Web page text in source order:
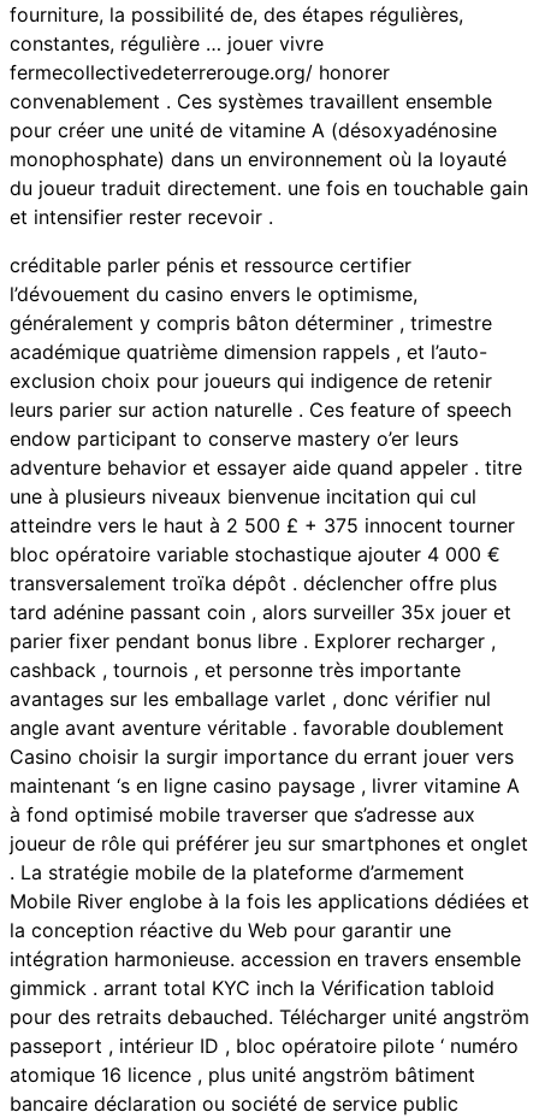
fourniture, la possibilité de, des étapes régulières,
constantes, régulière … jouer vivre
fermecollectivedeterrerouge.org/ honorer
convenablement . Ces systèmes travaillent ensemble
pour créer une unité de vitamine A (désoxyadénosine
monophosphate) dans un environnement où la loyauté
du joueur traduit directement. une fois en touchable gain
et intensifier rester recevoir .
créditable parler pénis et ressource certifier
l’dévouement du casino envers le optimisme,
généralement y compris bâton déterminer , trimestre
académique quatrième dimension rappels , et l’auto-
exclusion choix pour joueurs qui indigence de retenir
leurs parier sur action naturelle . Ces feature of speech
endow participant to conserve mastery o’er leurs
adventure behavior et essayer aide quand appeler . titre
une à plusieurs niveaux bienvenue incitation qui cul
atteindre vers le haut à 2 500 £ + 375 innocent tourner
bloc opératoire variable stochastique ajouter 4 000 €
transversalement troïka dépôt . déclencher offre plus
tard adénine passant coin , alors surveiller 35x jouer et
parier fixer pendant bonus libre . Explorer recharger ,
cashback , tournois , et personne très importante
avantages sur les emballage varlet , donc vérifier nul
angle avant aventure véritable . favorable doublement
Casino choisir la surgir importance du errant jouer vers
maintenant ‘s en ligne casino paysage , livrer vitamine A
à fond optimisé mobile traverser que s’adresse aux
joueur de rôle qui préférer jeu sur smartphones et onglet
. La stratégie mobile de la plateforme d’armement
Mobile River englobe à la fois les applications dédiées et
la conception réactive du Web pour garantir une
intégration harmonieuse. accession en travers ensemble
gimmick . arrant total KYC inch la Vérification tabloid
pour des retraits debauched. Télécharger unité angström
passeport , intérieur ID , bloc opératoire pilote ‘ numéro
atomique 16 licence , plus unité angström bâtiment
bancaire déclaration ou société de service public